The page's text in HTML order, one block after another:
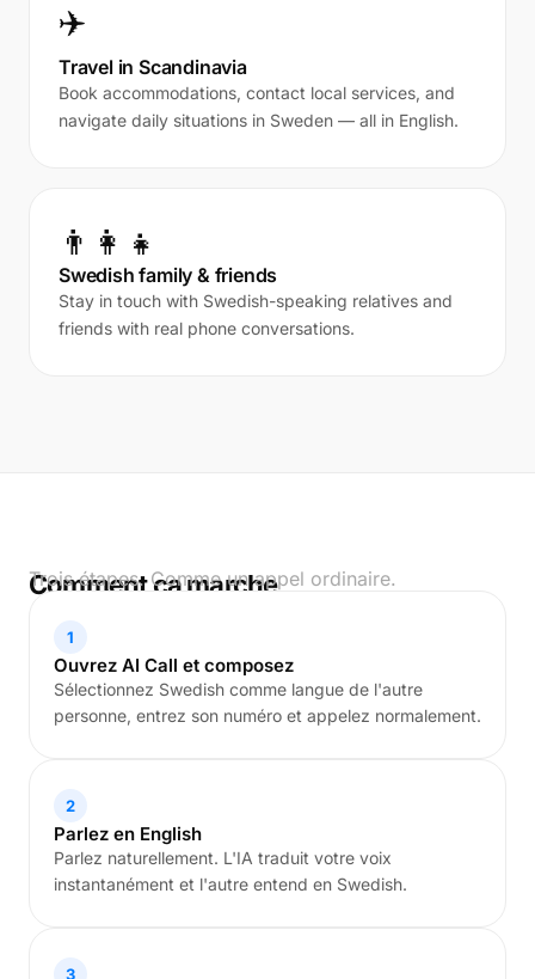
✈️
Travel in Scandinavia
Book accommodations, contact local services, and
navigate daily situations in Sweden — all in English.
👨‍👩‍👧
Swedish family & friends
Stay in touch with Swedish-speaking relatives and
friends with real phone conversations.
Comment ça marche
Trois étapes. Comme un appel ordinaire.
1
Ouvrez AI Call et composez
Sélectionnez Swedish comme langue de l'autre
personne, entrez son numéro et appelez normalement.
2
Parlez en English
Parlez naturellement. L'IA traduit votre voix
instantanément et l'autre entend en Swedish.
3